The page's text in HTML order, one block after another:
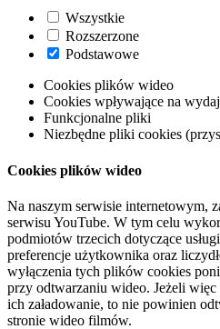
Wszystkie
Rozszerzone
Podstawowe
Cookies plików wideo
Cookies wpływające na
Funkcjonalne pliki
Niezbędne pliki cookies
Cookies plików wideo
Na naszym serwisie internetowym,
serwisu YouTube. W tym celu
podmiotów trzecich dotyczące
preferencje użytkownika oraz
wyłączenia tych plików cookies
przy odtwarzaniu wideo. Jeżeli
ich załadowanie, to nie powinien
stronie wideo filmów.